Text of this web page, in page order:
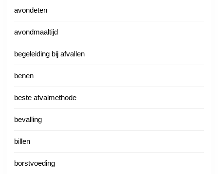
avondeten
avondmaaltijd
begeleiding bij afvallen
benen
beste afvalmethode
bevalling
billen
borstvoeding